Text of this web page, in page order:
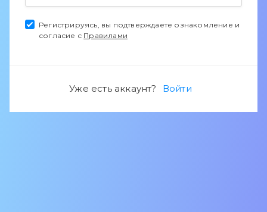
Регистрируясь, вы подтверждаете ознакомление и
согласие с Правилами
Уже есть аккаунт? Войти